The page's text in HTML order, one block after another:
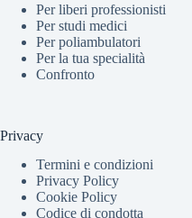
Per liberi professionisti
Per studi medici
Per poliambulatori
Per la tua specialità
Confronto
Privacy
Termini e condizioni
Privacy Policy
Cookie Policy
Codice di condotta